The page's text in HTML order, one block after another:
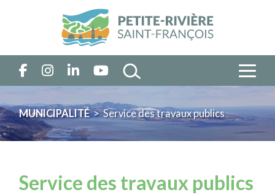
MUNICIPALITÉ> Service des travaux publics
Service des travaux publics